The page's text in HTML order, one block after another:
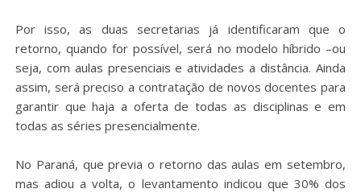
Por isso, as duas secretarias já identificaram que o
retorno, quando for possível, será no modelo híbrido –ou
seja, com aulas presenciais e atividades a distância. Ainda
assim, será preciso a contratação de novos docentes para
garantir que haja a oferta de todas as disciplinas e em
todas as séries presencialmente.
No Paraná, que previa o retorno das aulas em setembro,
mas adiou a volta, o levantamento indicou que 30% dos